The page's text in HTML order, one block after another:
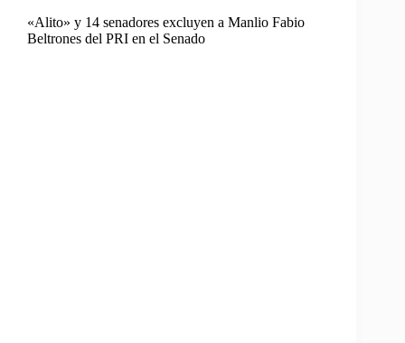
«Alito» y 14 senadores excluyen a Manlio Fabio
Beltrones del PRI en el Senado